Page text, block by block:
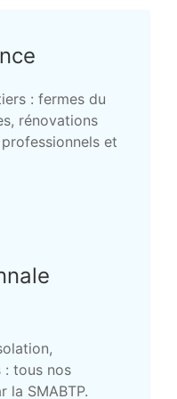
: fermes du
rénovations
et
: tous nos
la SMABTP.